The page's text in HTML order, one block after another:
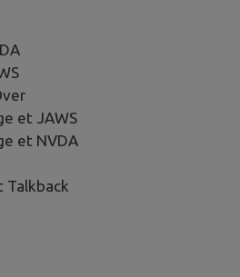
et JAWS
et NVDA
Talkback